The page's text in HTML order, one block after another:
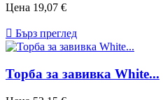
Цена 19,07 €
 Бърз преглед
Торба за завивка White...